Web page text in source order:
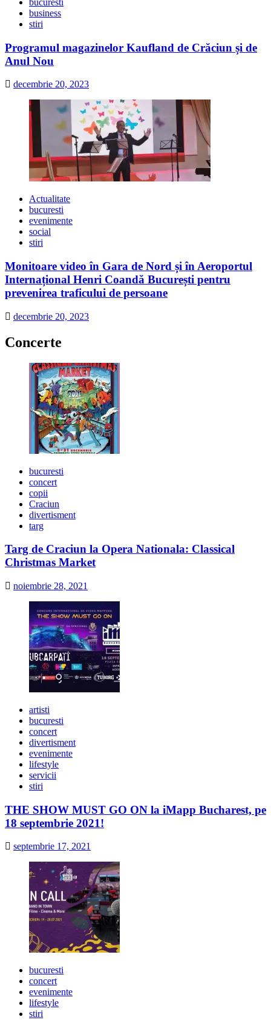
business
stiri
Programul magazinelor Kaufland de Crăciun și de
Anul Nou
decembrie 20, 2023
Actualitate
bucuresti
evenimente
social
stiri
Monitoare video în Gara de Nord și în Aeroportul
Internațional Henri Coandă București pentru
prevenirea traficului de persoane
decembrie 20, 2023
Concerte
bucuresti
concert
copii
Craciun
divertisment
targ
Targ de Craciun la Opera Nationala: Classical
Christmas Market
noiembrie 28, 2021
artisti
bucuresti
concert
divertisment
evenimente
lifestyle
servicii
stiri
THE SHOW MUST GO ON la iMapp Bucharest, pe
18 septembrie 2021!
septembrie 17, 2021
bucuresti
concert
evenimente
lifestyle
stiri